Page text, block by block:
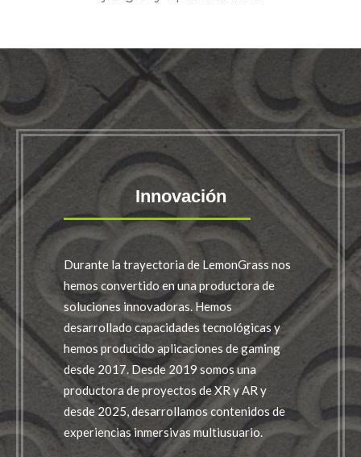
Innovación
Durante la trayectoria de LemonGrass nos
hemos convertido en una productora de
soluciones innovadoras. Hemos
desarrollado capacidades tecnológicas y
hemos producido aplicaciones de gaming
desde 2017. Desde 2019 somos una
productora de proyectos de XR y AR y
desde 2025, desarrollamos contenidos de
experiencias inmersivas multiusuario.